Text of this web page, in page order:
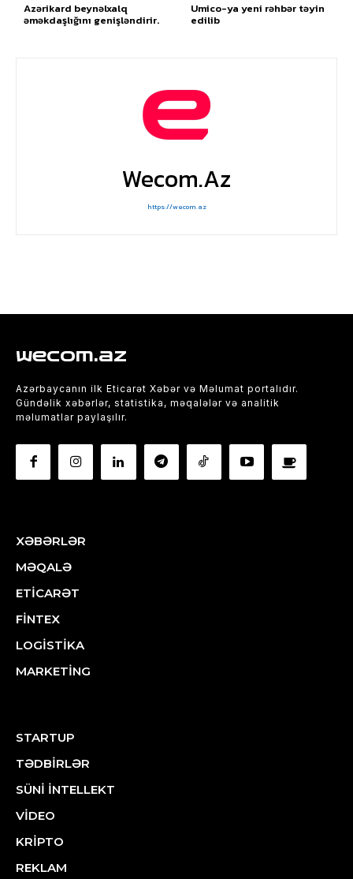
Azərikard beynəlxalq
əməkdaşlığını genişləndirir.
Umico-ya yeni rəhbər təyin
edilib
Wecom.az
https://wecom.az
wecom.az
Azərbaycanın ilk Eticarət Xəbər və Məlumat portalıdır.
Gündəlik xəbərlər, statistika, məqalələr və analitik
məlumatlar paylaşılır.
XƏBƏRLƏR
MƏQALƏ
ETİCARƏT
FİNTEX
LOGİSTİKA
MARKETİNG
STARTUP
TƏDBİRLƏR
SÜNİ İNTELLEKT
VİDEO
KRİPTO
REKLAM